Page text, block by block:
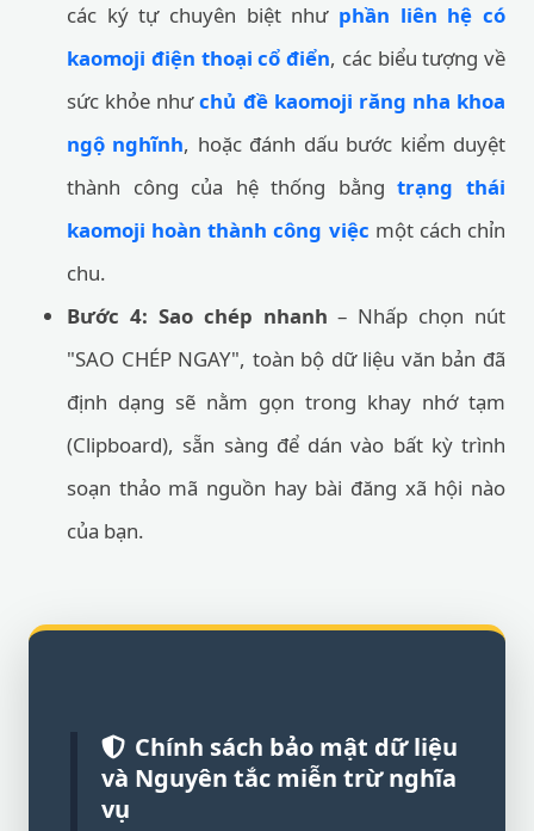
các ký tự chuyên biệt như phần liên hệ có
kaomoji điện thoại cổ điển, các biểu tượng về
sức khỏe nhưchủ đề kaomoji răng nha khoa
ngộ nghĩnh, hoặc đánh dấu bước kiểm duyệt
thành công của hệ thống bằngtrạng thái
kaomoji hoàn thành công việc một cách chỉn
chu.
Bước 4: Sao chép nhanh – Nhấp chọn nút
"SAO CHÉP NGAY", toàn bộ dữ liệu văn bản đã
định dạng sẽ nằm gọn trong khay nhớ tạm
(Clipboard), sẵn sàng để dán vào bất kỳ trình
soạn thảo mã nguồn hay bài đăng xã hội nào
của bạn.
Chính sách bảo mật dữ liệu
và Nguyên tắc miễn trừ nghĩa
vụ